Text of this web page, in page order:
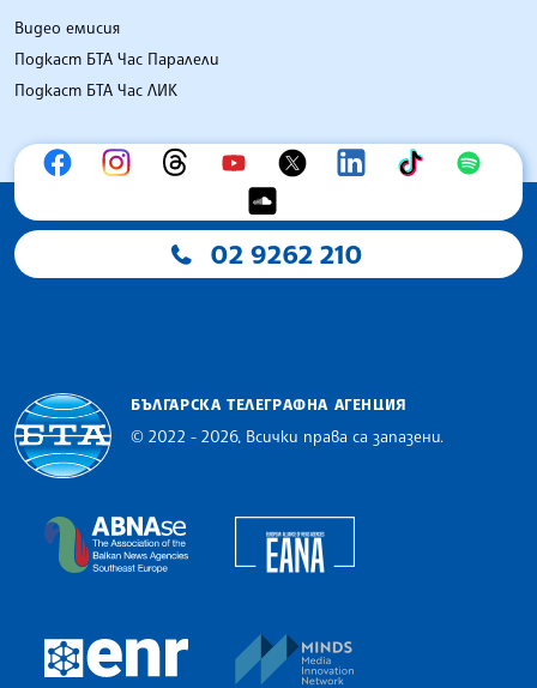
Видео емисия
Подкаст БТА Час Паралели
Подкаст БТА Час ЛИК
02 9262 210
БЪЛГАРСКА ТЕЛЕГРАФНА АГЕНЦИЯ
© 2022 - 2026, Всички права са запазени.
The Assocoation of the Balkan News Agencies
European Newsroom